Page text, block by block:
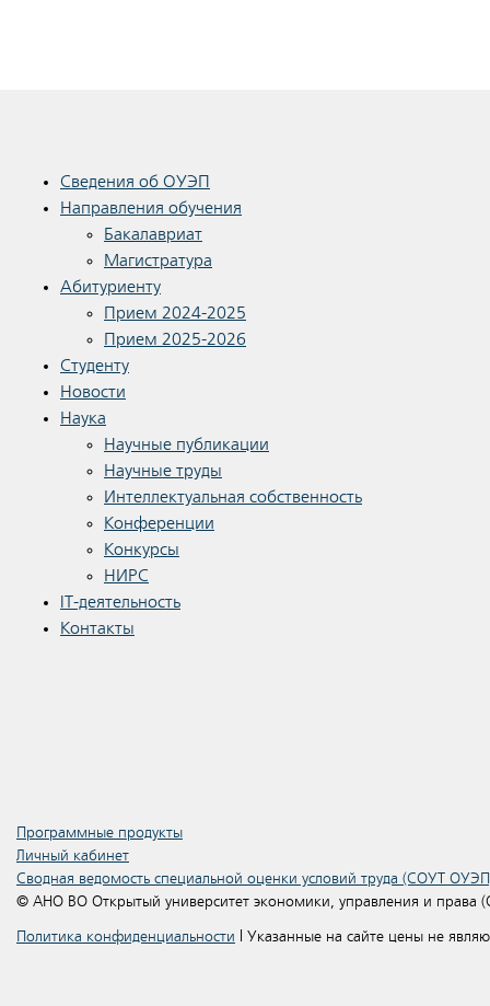
Сведения об ОУЭП
Направления обучения
Бакалавриат
Магистратура
Абитуриенту
Прием 2024-2025
Прием 2025-2026
Студенту
Новости
Наука
Научные публикации
Научные труды
Интеллектуальная собственность
Конференции
Конкурсы
НИРС
IT-деятельность
Контакты
Программные продукты
Личный кабинет
Сводная ведомость специальной оценки условий труда (СОУТ
© АНО ВО Открытый университет экономики, управления и права
Политика конфиденциальности | Указанные на сайте цены не